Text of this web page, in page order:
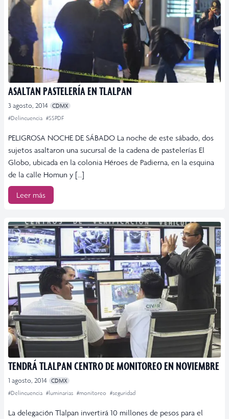
ASALTAN PASTELERÍA EN TLALPAN
3 agosto, 2014
CDMX
#Delincuencia #SSPDF
PELIGROSA NOCHE DE SÁBADO La noche de este sábado, dos
sujetos asaltaron una sucursal de la cadena de pastelerías El
Globo, ubicada en la colonia Héroes de Padierna, en la esquina
de la calle Homun y […]
Leer más
TENDRÁ TLALPAN CENTRO DE MONITOREO EN NOVIEMBRE
1 agosto, 2014
CDMX
#Delincuencia #luminarias #monitoreo #seguridad
La delegación Tlalpan invertirá 10 millones de pesos para el